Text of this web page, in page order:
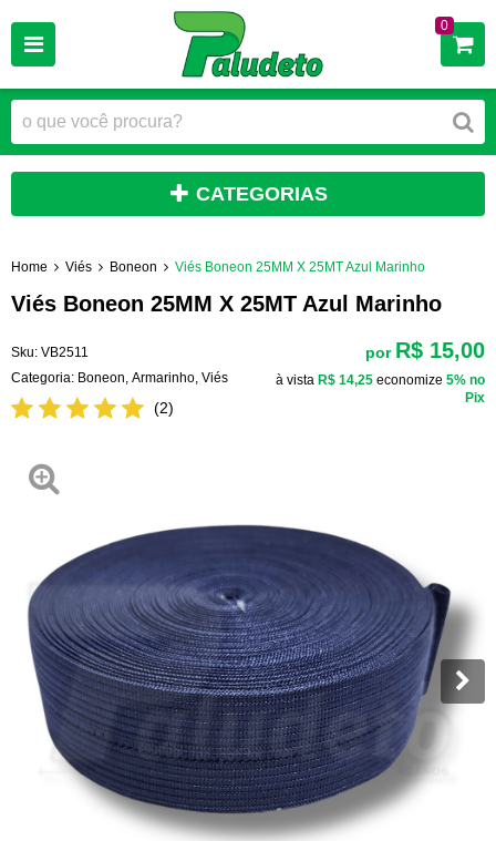
0
CATEGORIAS
Home Viés Boneon Viés Boneon 25MM X 25MT Azul Marinho
Viés Boneon 25MM X 25MT Azul Marinho
Sku: VB2511
Categoria: Boneon Armarinho Viés
(2)
por R$ 15,00
à vista R$ 14,25 economize 5% no
Pix